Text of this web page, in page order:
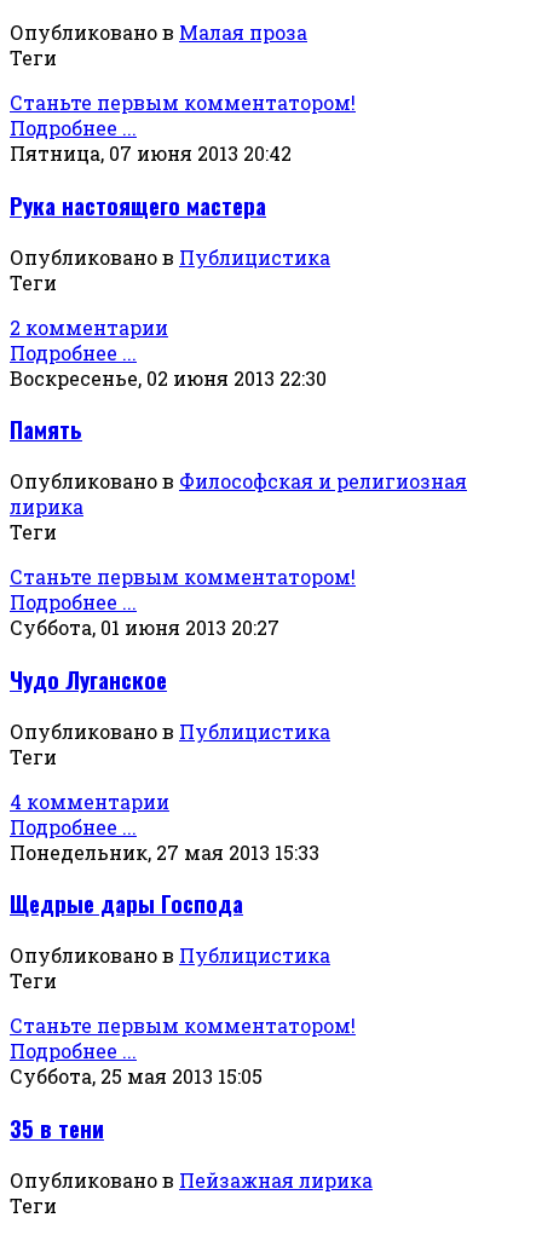
Опубликовано в Малая проза
Теги
Станьте первым комментатором!
Подробнее ...
Пятница, 07 июня 2013 20:42
Рука настоящего мастера
Опубликовано в Публицистика
Теги
2 комментарии
Подробнее ...
Воскресенье, 02 июня 2013 22:30
Память
Опубликовано в Философская и религиозная
лирика
Теги
Станьте первым комментатором!
Подробнее ...
Суббота, 01 июня 2013 20:27
Чудо Луганское
Опубликовано в Публицистика
Теги
4 комментарии
Подробнее ...
Понедельник, 27 мая 2013 15:33
Щедрые дары Господа
Опубликовано в Публицистика
Теги
Станьте первым комментатором!
Подробнее ...
Суббота, 25 мая 2013 15:05
35 в тени
Опубликовано в Пейзажная лирика
Теги